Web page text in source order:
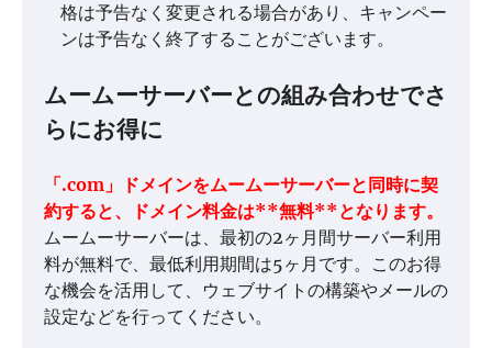
格は予告なく変更される場合があり、キャンペー
ンは予告なく終了することがございます。
ムームーサーバーとの組み合わせでさ
らにお得に
「.com」ドメインをムームーサーバーと同時に契
約すると、ドメイン料金は**無料**となります。
ムームーサーバーは、最初の2ヶ月間サーバー利用
料が無料で、最低利用期間は5ヶ月です。このお得
な機会を活用して、ウェブサイトの構築やメールの
設定などを行ってください。